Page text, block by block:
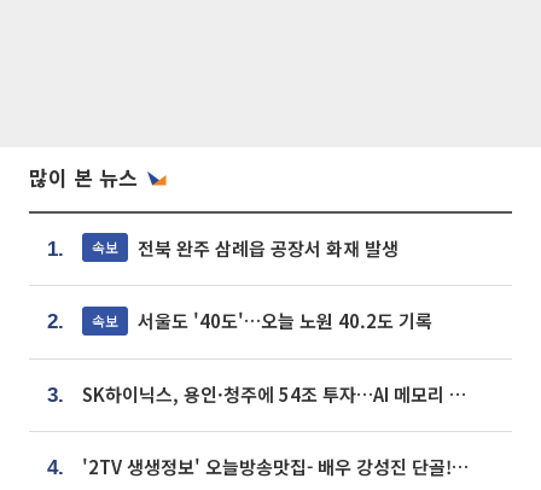
많이 본 뉴스
1. 속보 전북 완주 삼례읍 공장서 화재 발생
2. 속보 서울도 '40도'…오늘 노원 40.2도 기록
3. SK하이닉스, 용인·청주에 54조 투자…AI 메모리 생산기지 키운다
4. '2TV 생생정보' 오늘방송맛집- 배우 강성진 단골! 쌀국수ㆍ푸팟퐁 커리 맛집 '블○○○'